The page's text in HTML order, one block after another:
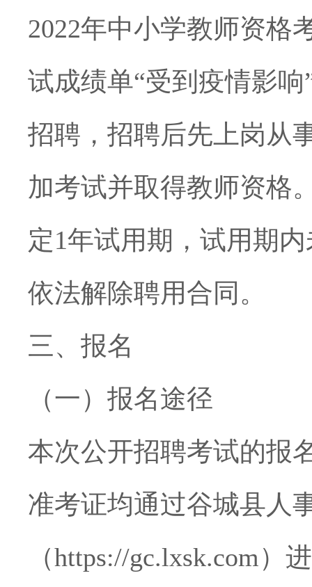
2022年中小学教师资格
试成绩单“受到疫情影响
招聘，招聘后先上岗从
加考试并取得教师资格
定1年试用期，试用期
依法解除聘用合同。
三、报名
（一）报名途径
本次公开招聘考试的报
准考证均通过谷城县人
（https://gc.lxsk.com ）